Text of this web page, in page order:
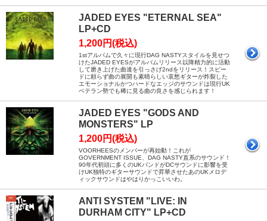
JADED EYES "ETERNAL SEA"
LP+CD
1,200円(税込)
1stアルバムで久々に現行DAG NASTYスタイルを見せつ
けたJADED EYESがアルバムリリース以降精力的に活動
して磨き上げた曲達を引っさげ2ndをリリース！スピー
ドに頼らず曲の展開も素晴らしい哀愁ギターが炸裂した
エモーショナルかつハードなエッジのサウンドは現行UK
ベテラン勢でも稀に見る曲の良さを感じられます！
JADED EYES "GODS AND
MONSTERS" LP
1,200円(税込)
VOORHEESのメンバーが再始動！これが
GOVERNMENT ISSUE、DAG NASTY直系のサウンド！
90年代初頭に多くのUKバンドがDCサウンドに影響を受
けUK独特のギターサウンドで昇華させたあのUKメロデ
ィックサウンドはやはりかっこいいわ。
ANTI SYSTEM "LIVE: IN
DURHAM CITY" LP+CD